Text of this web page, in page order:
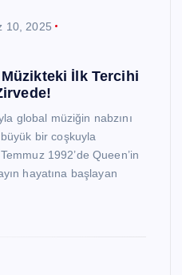
10, 2025
Müzikteki İlk Tercihi
global müziğin nabzını
bir coşkuyla
1992’de Queen’in
hayatına başlayan